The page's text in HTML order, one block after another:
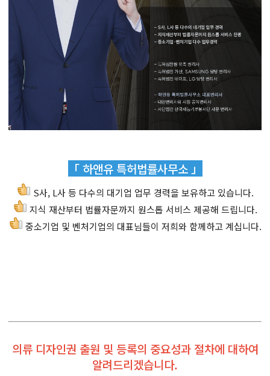
「 하앤유 특허법률사무소 」
S사, L사 등 다수의 대기업 업무 경력을 보유하고 있습니다.
지식 재산부터 법률자문까지 원스톱 서비스 제공해 드립니다.
중소기업 및 벤처기업의 대표님들이 저희와 함께하고 계십니다.
의류 디자인권 출원 및 등록의 중요성과 절차에 대하여
알려드리겠습니다.